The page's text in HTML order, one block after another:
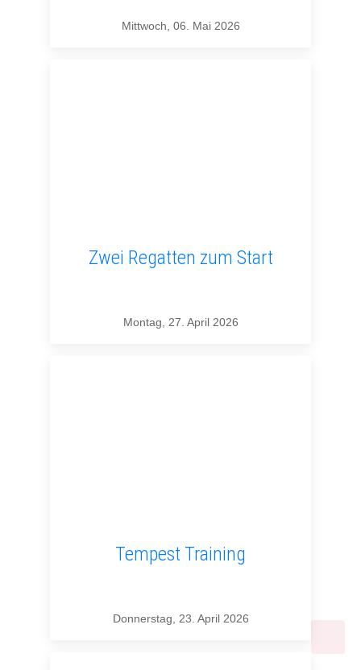
Mittwoch, 06. Mai 2026
Zwei Regatten zum Start
Montag, 27. April 2026
Tempest Training
Donnerstag, 23. April 2026